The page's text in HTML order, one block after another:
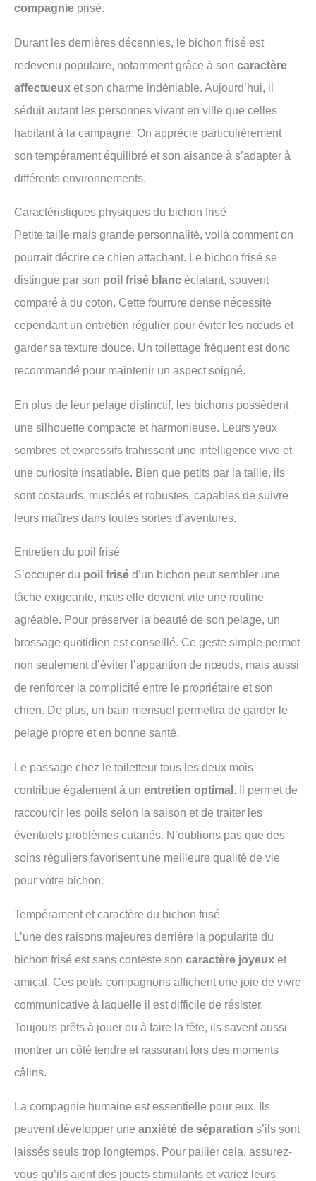
compagnie prisé.
Durant les dernières décennies, le bichon frisé est
redevenu populaire, notamment grâce à son caractère
affectueux et son charme indéniable. Aujourd’hui, il
séduit autant les personnes vivant en ville que celles
habitant à la campagne. On apprécie particulièrement
son tempérament équilibré et son aisance à s’adapter à
différents environnements.
Caractéristiques physiques du bichon frisé
Petite taille mais grande personnalité, voilà comment on
pourrait décrire ce chien attachant. Le bichon frisé se
distingue par son poil frisé blanc éclatant, souvent
comparé à du coton. Cette fourrure dense nécessite
cependant un entretien régulier pour éviter les nœuds et
garder sa texture douce. Un toilettage fréquent est donc
recommandé pour maintenir un aspect soigné.
En plus de leur pelage distinctif, les bichons possèdent
une silhouette compacte et harmonieuse. Leurs yeux
sombres et expressifs trahissent une intelligence vive et
une curiosité insatiable. Bien que petits par la taille, ils
sont costauds, musclés et robustes, capables de suivre
leurs maîtres dans toutes sortes d’aventures.
Entretien du poil frisé
S’occuper du poil frisé d’un bichon peut sembler une
tâche exigeante, mais elle devient vite une routine
agréable. Pour préserver la beauté de son pelage, un
brossage quotidien est conseillé. Ce geste simple permet
non seulement d’éviter l’apparition de nœuds, mais aussi
de renforcer la complicité entre le propriétaire et son
chien. De plus, un bain mensuel permettra de garder le
pelage propre et en bonne santé.
Le passage chez le toiletteur tous les deux mois
contribue également à un entretien optimal . Il permet de
raccourcir les poils selon la saison et de traiter les
éventuels problèmes cutanés. N’oublions pas que des
soins réguliers favorisent une meilleure qualité de vie
pour votre bichon.
Tempérament et caractère du bichon frisé
L’une des raisons majeures derrière la popularité du
bichon frisé est sans conteste son caractère joyeux et
amical. Ces petits compagnons affichent une joie de vivre
communicative à laquelle il est difficile de résister.
Toujours prêts à jouer ou à faire la fête, ils savent aussi
montrer un côté tendre et rassurant lors des moments
câlins.
La compagnie humaine est essentielle pour eux. Ils
peuvent développer une anxiété de séparation s’ils sont
laissés seuls trop longtemps. Pour pallier cela, assurez-
vous qu’ils aient des jouets stimulants et variez leurs